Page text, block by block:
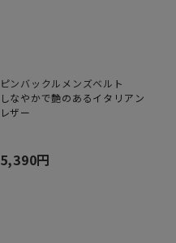
ピンバックルメンズベルト
しなやかで艶のあるイタリアン
レザー
5,390円